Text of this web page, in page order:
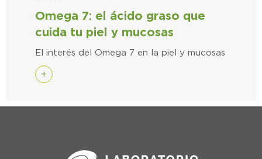
Omega 7: el ácido graso que
cuida tu piel y mucosas
El interés del Omega 7 en la piel y mucosas
+